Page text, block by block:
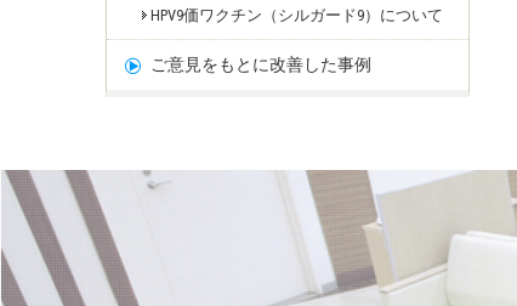
HPV9価ワクチン（シルガード9）について
ご意見をもとに改善した事例